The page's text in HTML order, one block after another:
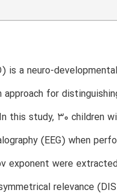
a neuro-
for
this study, 30 children
(EEG) when
exponent were
relevance